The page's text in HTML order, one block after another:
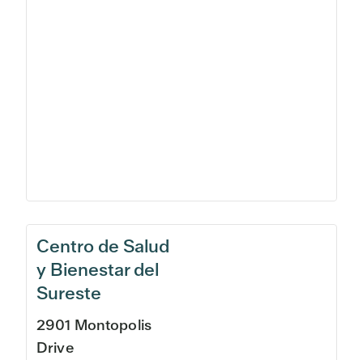
Centro de Salud
y Bienestar del
Sureste
2901 Montopolis
Drive